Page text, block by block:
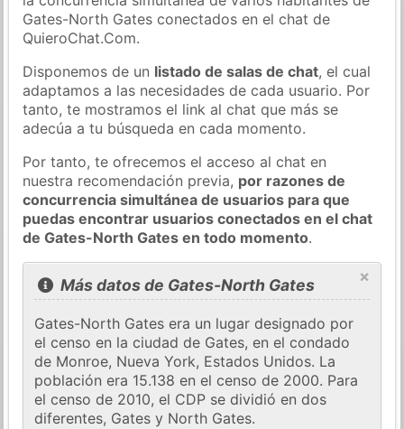
Gates-North Gates conectados en el chat de
QuieroChat.Com.
Disponemos de un listado de salas de chat, el cual
adaptamos a las necesidades de cada usuario. Por
tanto, te mostramos el link al chat que más se
adecúa a tu búsqueda en cada momento.
Por tanto, te ofrecemos el acceso al chat en
nuestra recomendación previa, por razones de
concurrencia simultánea de usuarios para que
puedas encontrar usuarios conectados en el chat
de Gates-North Gates en todo momento.
×
Más datos de Gates-North Gates
Gates-North Gates era un lugar designado por
el censo en la ciudad de Gates, en el condado
de Monroe, Nueva York, Estados Unidos. La
población era 15.138 en el censo de 2000. Para
el censo de 2010, el CDP se dividió en dos
diferentes, Gates y North Gates.